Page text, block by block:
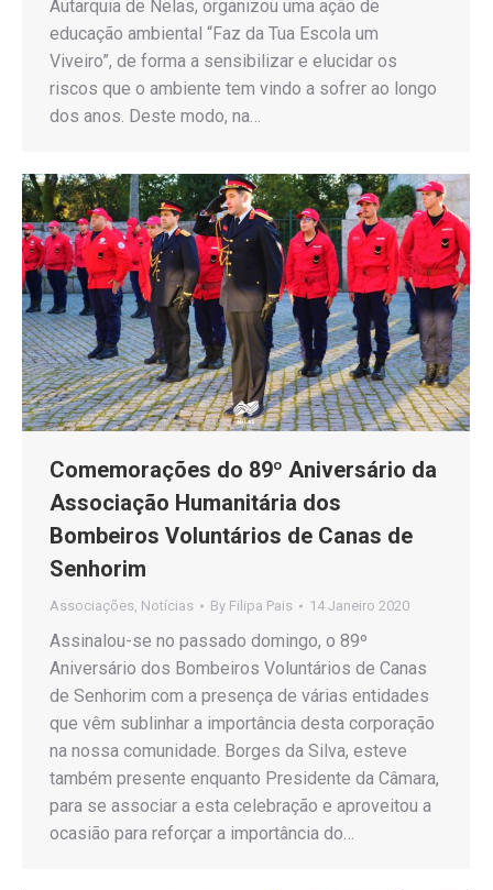
Autarquia de Nelas, organizou uma ação de
educação ambiental “Faz da Tua Escola um
Viveiro”, de forma a sensibilizar e elucidar os
riscos que o ambiente tem vindo a sofrer ao longo
dos anos. Deste modo, na…
Comemorações do 89º Aniversário da
Associação Humanitária dos
Bombeiros Voluntários de Canas de
Senhorim
Associações Notícias By Filipa Pais 14 Janeiro 2020
Assinalou-se no passado domingo, o 89º
Aniversário dos Bombeiros Voluntários de Canas
de Senhorim com a presença de várias entidades
que vêm sublinhar a importância desta corporação
na nossa comunidade. Borges da Silva, esteve
também presente enquanto Presidente da Câmara,
para se associar a esta celebração e aproveitou a
ocasião para reforçar a importância do…